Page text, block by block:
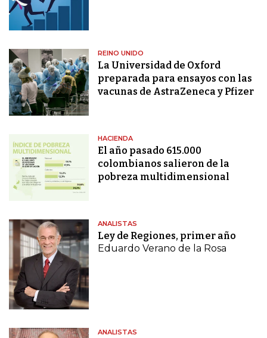
REINO UNIDO
La Universidad de Oxford
preparada para ensayos con las
vacunas de AstraZeneca y Pfizer
HACIENDA
El año pasado 615.000
colombianos salieron de la
pobreza multidimensional
ANALISTAS
Ley de Regiones, primer año
Eduardo Verano de la Rosa
ANALISTAS